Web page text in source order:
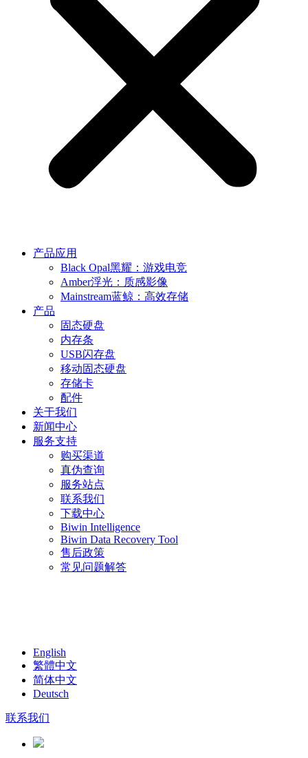
产品应用
Black Opal黑耀：游戏电竞
Amber浮光：质感影像
Mainstream蓝鲸：高效存储
产品
固态硬盘
内存条
USB闪存盘
移动固态硬盘
存储卡
配件
关于我们
新闻中心
服务支持
购买渠道
真伪查询
服务站点
联系我们
下载中心
Biwin Intelligence
Biwin Data Recovery Tool
售后政策
常见问题解答
English
繁體中文
简体中文
Deutsch
联系我们